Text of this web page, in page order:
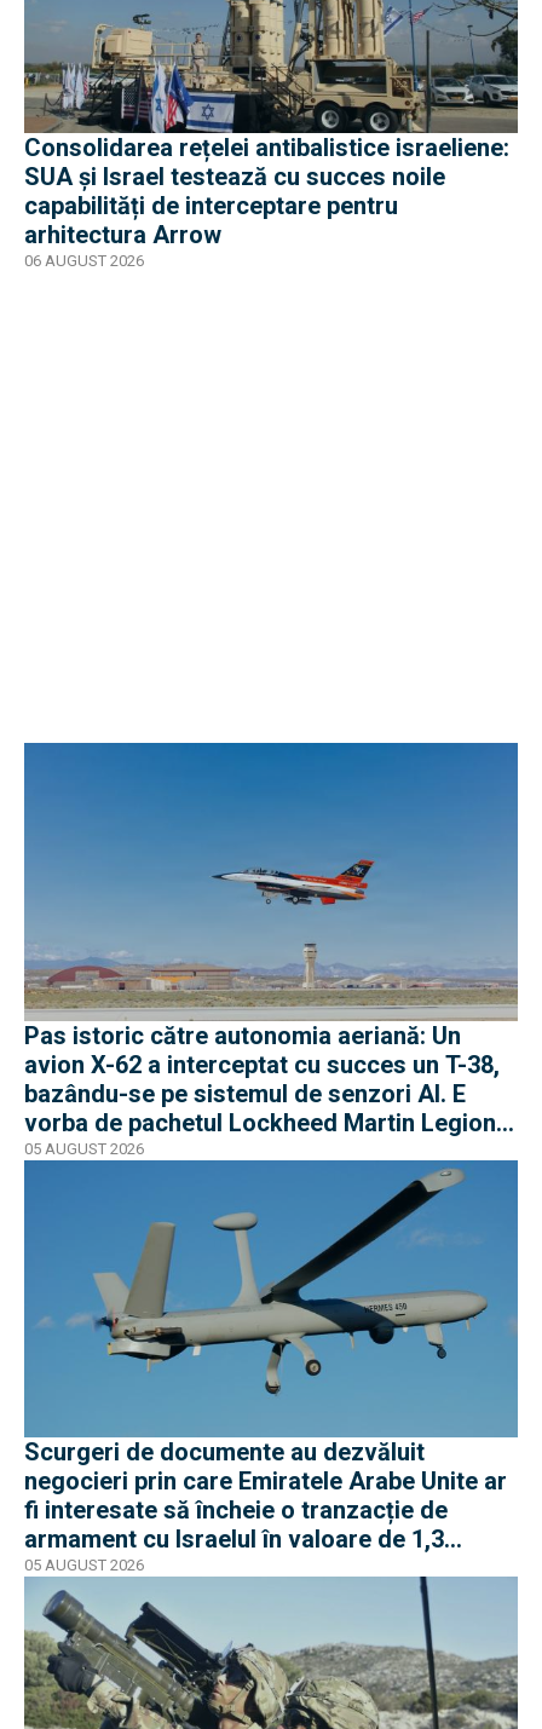
Consolidarea rețelei antibalistice israeliene:
SUA și Israel testează cu succes noile
capabilități de interceptare pentru
arhitectura Arrow
06 AUGUST 2026
Pas istoric către autonomia aeriană: Un
avion X-62 a interceptat cu succes un T-38,
bazându-se pe sistemul de senzori AI. E
vorba de pachetul Lockheed Martin Legion
Pod
05 AUGUST 2026
Scurgeri de documente au dezvăluit
negocieri prin care Emiratele Arabe Unite ar
fi interesate să încheie o tranzacție de
armament cu Israelul în valoare de 1,3
miliarde de dolari
05 AUGUST 2026